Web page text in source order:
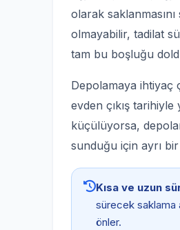
olarak
olmayabilir, tadilat
tam bu boşluğu
Depolamaya ihtiyaç
evden çıkış
küçülüyorsa,
sunduğu için ayrı
Kısa ve uzun
sürecek saklama
önler.